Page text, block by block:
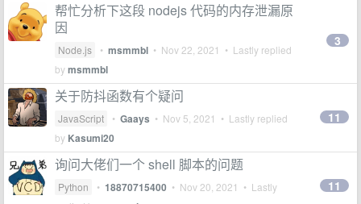
帮忙分析下这段 nodejs 代码的内存泄漏原
因
Node.js • msmmbl • Nov 22, 2021 • Lastly replied
bymsmmbl
3
关于防抖函数有个疑问
JavaScript • Gaays • Nov 5, 2021 • Lastly replied
by Kasumi20
11
询问大佬们一个 shell 脚本的问题
Python • 18870715400 • Nov 20, 2021 • Lastly
11